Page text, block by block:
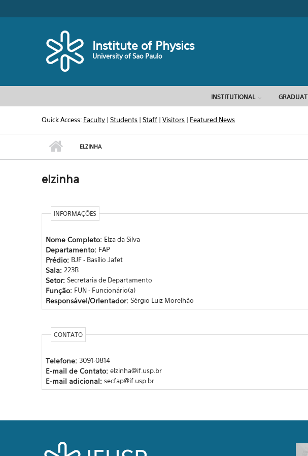
Institute of Physics
University of Sao Paulo
INSTITUTIONAL
Quick Access: Faculty |Students |Staff |Visitors | Featured News
ELZINHA
elzinha
INFORMAÇÕES
Nome Completo: Elza da Silva
Departamento: FAP
Prédio: BJF - Basílio Jafet
Sala: 223B
Setor: Secretaria de Departamento
Função: FUN - Funcionário(a)
Responsável/Orientador: Sérgio Luiz Morelhão
CONTATO
Telefone: 3091-0814
E-mail de Contato: elzinha@if.usp.br
E-mail adicional: secfap@if.usp.br